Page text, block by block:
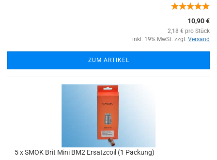
10,90 €
2,18 € pro Stück
inkl. 19% MwSt. zzgl. Versand
ZUM ARTIKEL
5 x SMOK Brit Mini BM2 Ersatzcoil (1 Packung)